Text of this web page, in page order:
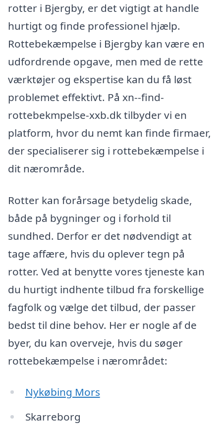
rotter i Bjergby, er det vigtigt at handle
hurtigt og finde professionel hjælp.
Rottebekæmpelse i Bjergby kan være en
udfordrende opgave, men med de rette
værktøjer og ekspertise kan du få løst
problemet effektivt. På xn--find-
rottebekmpelse-xxb.dk tilbyder vi en
platform, hvor du nemt kan finde firmaer,
der specialiserer sig i rottebekæmpelse i
dit nærområde.
Rotter kan forårsage betydelig skade,
både på bygninger og i forhold til
sundhed. Derfor er det nødvendigt at
tage affære, hvis du oplever tegn på
rotter. Ved at benytte vores tjeneste kan
du hurtigt indhente tilbud fra forskellige
fagfolk og vælge det tilbud, der passer
bedst til dine behov. Her er nogle af de
byer, du kan overveje, hvis du søger
rottebekæmpelse i nærområdet:
Nykøbing Mors
Skarreborg